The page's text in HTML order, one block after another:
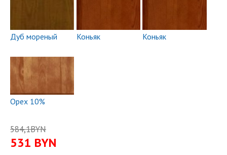
Дуб мореный Коньяк Коньяк
Орех 10%
584,1BYN
531 BYN